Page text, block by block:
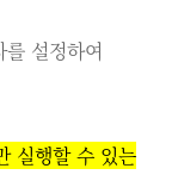
설정하여
실행할 수 있는